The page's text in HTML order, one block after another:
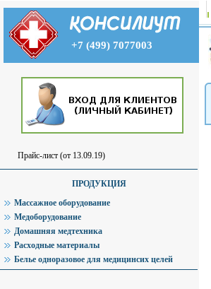
+7 (499) 7077003
Прайс-лист (от 13.09.19)
ПРОДУКЦИЯ
Массажное оборудование
Медоборудование
Домашняя медтехника
Расходные материалы
Белье одноразовое для медицинсих целей